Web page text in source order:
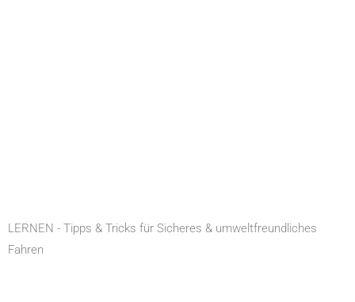
LERNEN - Tipps & Tricks für Sicheres & umweltfreundliches
Fahren